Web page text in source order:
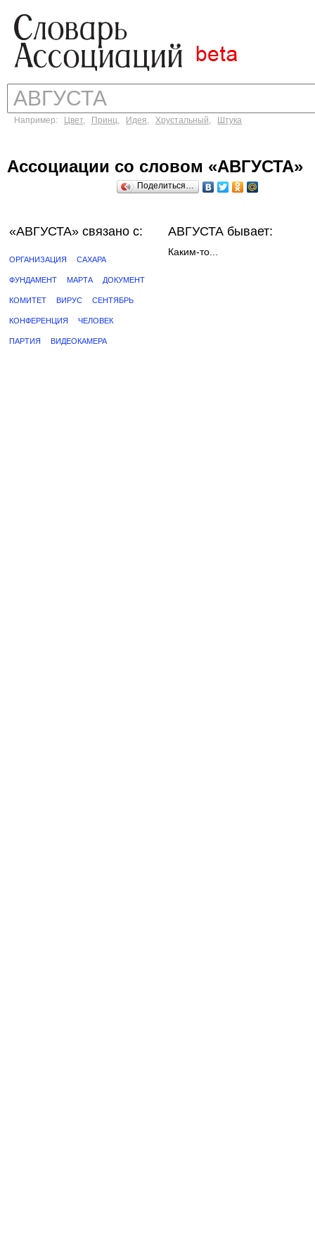
Например: Цвет, Принц, Идея, Хрустальный, Штука
Ассоциации со словом «АВГУСТА»
Поделиться…
«АВГУСТА» связано с:
ОРГАНИЗАЦИЯ САХАРА
ФУНДАМЕНТ МАРТА ДОКУМЕНТ
КОМИТЕТ ВИРУС СЕНТЯБРЬ
КОНФЕРЕНЦИЯ ЧЕЛОВЕК
ПАРТИЯ ВИДЕОКАМЕРА
АВГУСТА бывает:
Каким-то...